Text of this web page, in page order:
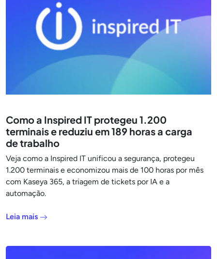
Como a Inspired IT protegeu 1.200
terminais e reduziu em 189 horas a carga
de trabalho
Veja como a Inspired IT unificou a segurança, protegeu
1.200 terminais e economizou mais de 100 horas por mês
com Kaseya 365, a triagem de tickets por IA e a
automação.
Leia mais